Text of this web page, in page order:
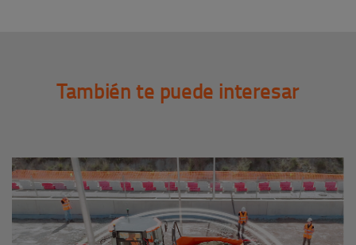
También te puede interesar